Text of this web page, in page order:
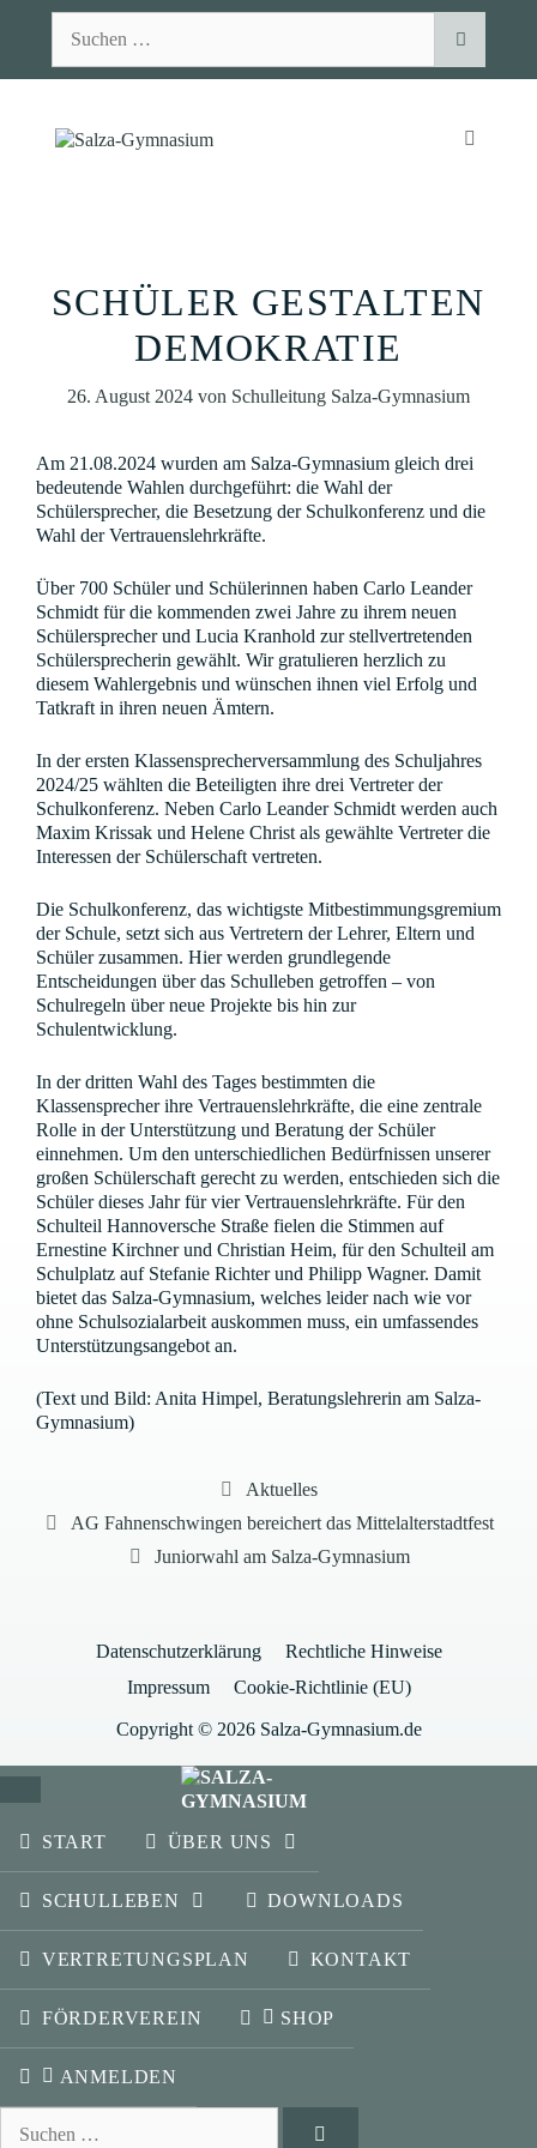
nach:
SCHÜLER GESTALTEN
DEMOKRATIE
26. August 2024 von Schulleitung Salza-Gymnasium
Am 21.08.2024 wurden am Salza-Gymnasium gleich drei
bedeutende Wahlen durchgeführt: die Wahl der
Schülersprecher, die Besetzung der Schulkonferenz und die
Wahl der Vertrauenslehrkräfte.
Über 700 Schüler und Schülerinnen haben Carlo Leander
Schmidt für die kommenden zwei Jahre zu ihrem neuen
Schülersprecher und Lucia Kranhold zur stellvertretenden
Schülersprecherin gewählt. Wir gratulieren herzlich zu
diesem Wahlergebnis und wünschen ihnen viel Erfolg und
Tatkraft in ihren neuen Ämtern.
In der ersten Klassensprecherversammlung des Schuljahres
2024/25 wählten die Beteiligten ihre drei Vertreter der
Schulkonferenz. Neben Carlo Leander Schmidt werden auch
Maxim Krissak und Helene Christ als gewählte Vertreter die
Interessen der Schülerschaft vertreten.
Die Schulkonferenz, das wichtigste Mitbestimmungsgremium
der Schule, setzt sich aus Vertretern der Lehrer, Eltern und
Schüler zusammen. Hier werden grundlegende
Entscheidungen über das Schulleben getroffen – von
Schulregeln über neue Projekte bis hin zur
Schulentwicklung.
In der dritten Wahl des Tages bestimmten die
Klassensprecher ihre Vertrauenslehrkräfte, die eine zentrale
Rolle in der Unterstützung und Beratung der Schüler
einnehmen. Um den unterschiedlichen Bedürfnissen unserer
großen Schülerschaft gerecht zu werden, entschieden sich die
Schüler dieses Jahr für vier Vertrauenslehrkräfte. Für den
Schulteil Hannoversche Straße fielen die Stimmen auf
Ernestine Kirchner und Christian Heim, für den Schulteil am
Schulplatz auf Stefanie Richter und Philipp Wagner. Damit
bietet das Salza-Gymnasium, welches leider nach wie vor
ohne Schulsozialarbeit auskommen muss, ein umfassendes
Unterstützungsangebot an.
(Text und Bild: Anita Himpel, Beratungslehrerin am Salza-
Gymnasium)
Kategorien
Aktuelles
AG Fahnenschwingen bereichert das Mittelalterstadtfest
Juniorwahl am Salza-Gymnasium
Datenschutzerklärung
Rechtliche Hinweise
Impressum
Cookie-Richtlinie (EU)
Copyright © 2026 Salza-Gymnasium.de
SCHLIESSEN
START
ÜBER UNS
SCHULLEBEN DOWNLOADS
VERTRETUNGSPLAN KONTAKT
FÖRDERVEREIN SHOP
ANMELDEN
nach: